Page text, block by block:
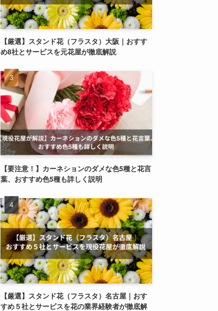
【厳選】スタンド花（フラスタ）大阪｜おすす
め8社とサービスを元花屋が徹底解説
【要注意！】カーネションのダメな色5種と花言
葉、おすすめ色5種も詳しく説明
【厳選】スタンド花（フラスタ）名古屋｜おす
すめ５社とサービスを花の業界経験者が徹底解